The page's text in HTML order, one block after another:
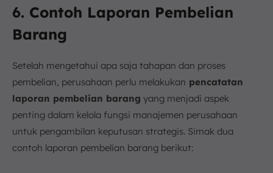
6. Contoh Laporan Pembelian
Barang
Setelah mengetahui apa saja tahapan dan proses
pembelian, perusahaan perlu melakukan pencatatan
laporan pembelian barang yang menjadi aspek
penting dalam kelola fungsi manajemen perusahaan
untuk pengambilan keputusan strategis. Simak dua
contoh laporan pembelian barang berikut: